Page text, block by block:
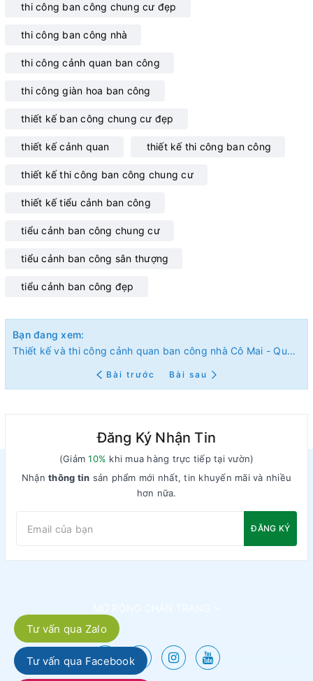
thi công ban công chung cư đẹp
thi công ban công nhà
thi công cảnh quan ban công
thi công giàn hoa ban công
thiết kế ban công chung cư đẹp
thiết kế cảnh quan thiết kế thi công ban công
thiết kế thi công ban công chung cư
thiết kế tiểu cảnh ban công
tiểu cảnh ban công chung cư
tiểu cảnh ban công sân thượng
tiểu cảnh ban công đẹp
Bạn đang xem:
Thiết kế và thi công cảnh quan ban công nhà Cô Mai - Quận 7
Bài trước Bài sau
Đăng Ký Nhận Tin
(Giảm10% khi mua hàng trực tiếp tại vườn)
Nhậnthông tin sản phẩm mới nhất, tin khuyến mãi và nhiều
hơn nữa.
ĐĂNG KÝ
Tư vấn qua Zalo
Tư vấn qua Facebook